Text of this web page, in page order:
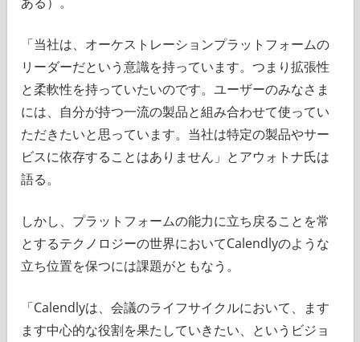
「当社は、オーケストレーションプラットフォームの
リーダーだという意識を持っています。つまり拡張性
と柔軟性を持っていたいのです。ユーザーのみなさま
には、自分が持つ一流の製品と組み合わせて使ってい
ただきたいと思っています。当社は特定の製品やサー
ビスに依存することはありません」とアウォトナ氏は
語る。
しかし、プラットフォームの能力に立ち戻ることを常
とするテクノロジーの世界においてCalendlyのような
立ち位置を保つには課題がともなう。
「Calendlyは、会議のライフサイクルにおいて、ます
ます中心的な役割を果たしていきたい、というビジョ